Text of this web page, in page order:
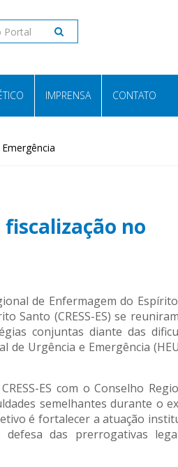
IMPRENSA CONTATO
no
de Enfermagem do
Santo (CRESS-ES) se
conjuntas diante das
Urgência e Emergência
ES com o Conselho
semelhantes durante o
é fortalecer a atuação
das prerrogativas